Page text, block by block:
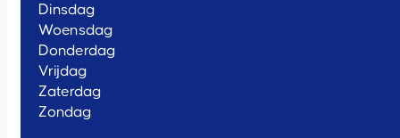
Dinsdag
Woensdag
Donderdag
Vrijdag
Zaterdag
Zondag